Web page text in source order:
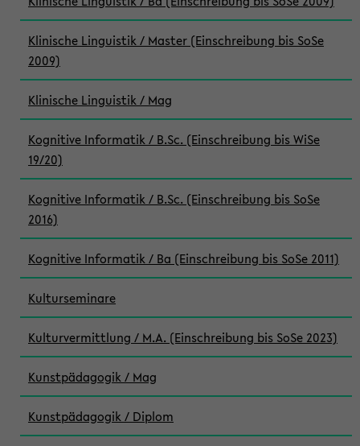
Klinische Linguistik / Master (Einschreibung bis SoSe
2009)
Klinische Linguistik / Mag
Kognitive Informatik / B.Sc. (Einschreibung bis WiSe
19/20)
Kognitive Informatik / B.Sc. (Einschreibung bis SoSe
2016)
Kognitive Informatik / Ba (Einschreibung bis SoSe 2011)
Kulturseminare
Kulturvermittlung / M.A. (Einschreibung bis SoSe 2023)
Kunstpädagogik / Mag
Kunstpädagogik / Diplom